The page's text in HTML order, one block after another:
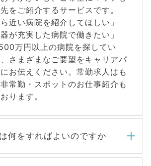
をご紹介するサービスです。
ら近い病院を紹介してほしい」
器が充実した病院で働きたい」
万円以上の病院を探してい
さまざまなご要望をキャリアパ
お伝えください。常勤求人はも
常勤・スポットのお仕事紹介も
ります。
何をすればよいのですか
だきましたら、弊社担当者がご